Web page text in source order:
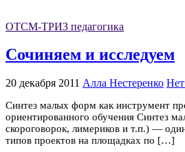
ОТСМ-ТРИЗ педагогика
Сочиняем и исследуем
20 декабря 2011 Алла Нестеренко
Синтез малых форм как инструмент
ориентированного обучения Синтез
скороговорок, лимериков и т.п.) —
типов проектов на площадках по […]